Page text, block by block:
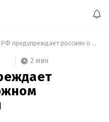
МИД РФ предупреждает россиян о возможном "преследовании американскими правоохранителями"
2 мин